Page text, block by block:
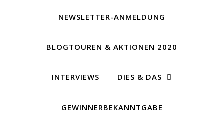
NEWSLETTER-ANMELDUNG
BLOGTOUREN & AKTIONEN 2020
INTERVIEWS DIES & DAS
GEWINNERBEKANNTGABE